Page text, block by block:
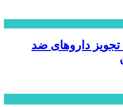
تجویز داروهای ضد